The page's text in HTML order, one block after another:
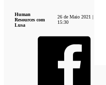
Human
Resources com
Lusa
26 de Maio 2021 |
15:30